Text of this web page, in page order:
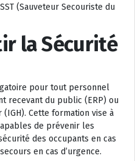
(Sauveteur Secouriste du
la Sécurité
pour tout personnel
recevant du public (ERP) ou
Cette formation vise à
de prévenir les
des occupants en cas
en cas d’urgence.